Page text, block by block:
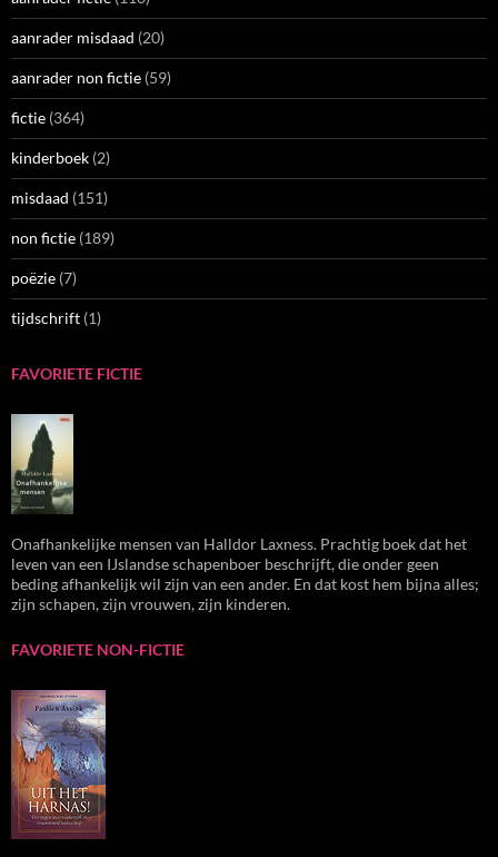
aanrader misdaad (20)
aanrader non fictie (59)
fictie (364)
kinderboek (2)
misdaad (151)
non fictie (189)
poëzie (7)
tijdschrift (1)
FAVORIETE FICTIE
Onafhankelijke mensen van Halldor Laxness. Prachtig boek dat het
leven van een IJslandse schapenboer beschrijft, die onder geen
beding afhankelijk wil zijn van een ander. En dat kost hem bijna alles;
zijn schapen, zijn vrouwen, zijn kinderen.
FAVORIETE NON-FICTIE